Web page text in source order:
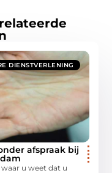
DIENSTVERLENING
afspraak bij
u weet dat u